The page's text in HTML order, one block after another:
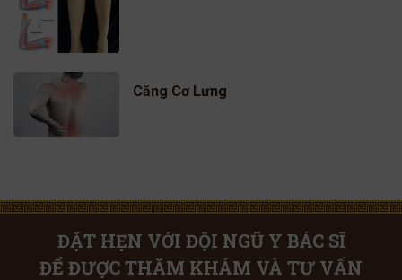
Căng Cơ Lưng
ĐẶT HẸN VỚI ĐỘI NGŨ Y BÁC SĨ
ĐỂ ĐƯỢC THĂM KHÁM VÀ TƯ VẤN